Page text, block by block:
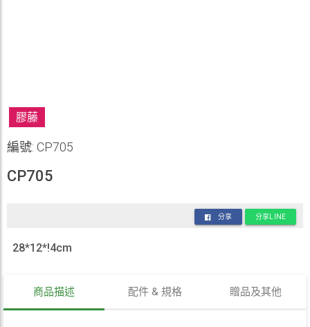
膠藤
編號: CP705
CP705
分享 分享LINE
28*12*!4cm
商品描述 配件 & 規格 贈品及其他